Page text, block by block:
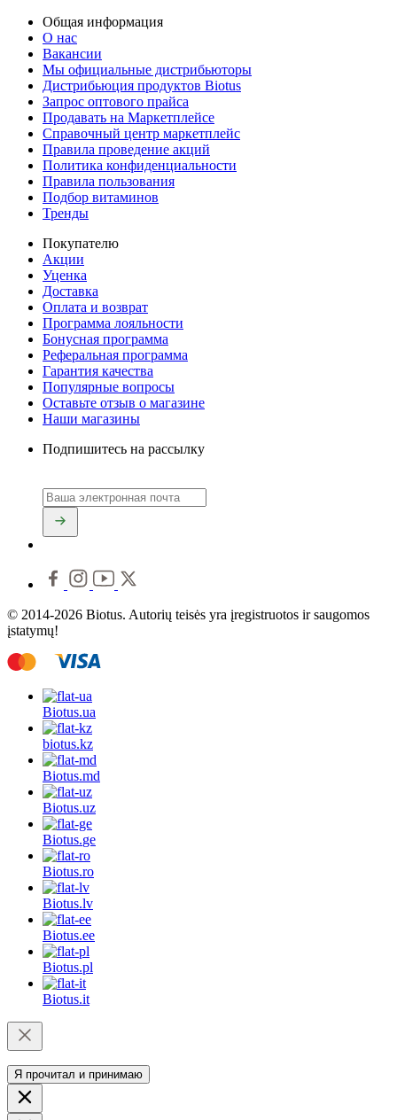
Общая информация
О нас
Вакансии
Мы официальные дистрибьюторы
Дистрибьюция продуктов Biotus
Запрос оптового прайса
Продавать на Маркетплейсе
Справочный центр маркетплейс
Правила проведение акций
Политика конфиденциальности
Правила пользования
Подбор витаминов
Тренды
Покупателю
Акции
Уценка
Доставка
Оплата и возврат
Программа лояльности
Бонусная программа
Реферальная программа
Гарантия качества
Популярные вопросы
Оставьте отзыв о магазине
Наши магазины
Подпишитесь на рассылку
© 2014-2026 Biotus. Autorių teisės yra įregistruotos ir saugomos
įstatymų!
Biotus.ua
biotus.kz
Biotus.md
Biotus.uz
Biotus.ge
Biotus.ro
Biotus.lv
Biotus.ee
Biotus.pl
Biotus.it
Я прочитал и принимаю